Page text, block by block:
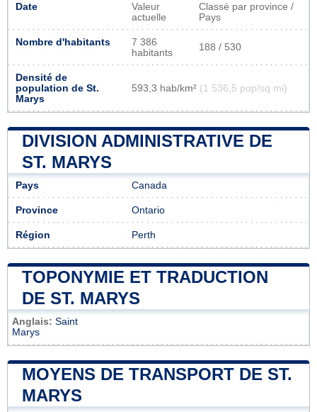
Date
Valeur
actuelle
Classé par province /
Pays
Nombre d'habitants
7 386
habitants
188 / 530
Densité de
population de St.
Marys
593,3 hab/km² (1 536,5 pop/sq mi)
DIVISION ADMINISTRATIVE DE
ST. MARYS
Pays Canada
Province Ontario
Région Perth
TOPONYMIE ET TRADUCTION
DE ST. MARYS
Anglais: Saint
Marys
MOYENS DE TRANSPORT DE ST.
MARYS